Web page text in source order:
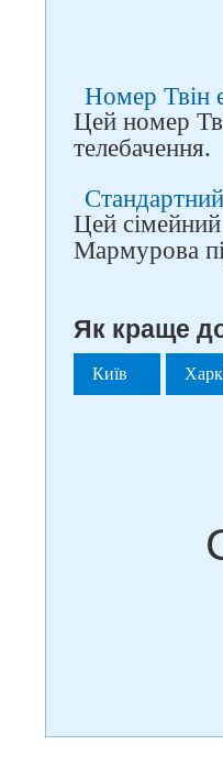
Номер Твін
Цей номер
телебачення.
Цей
Мармурова
Як краще
Київ